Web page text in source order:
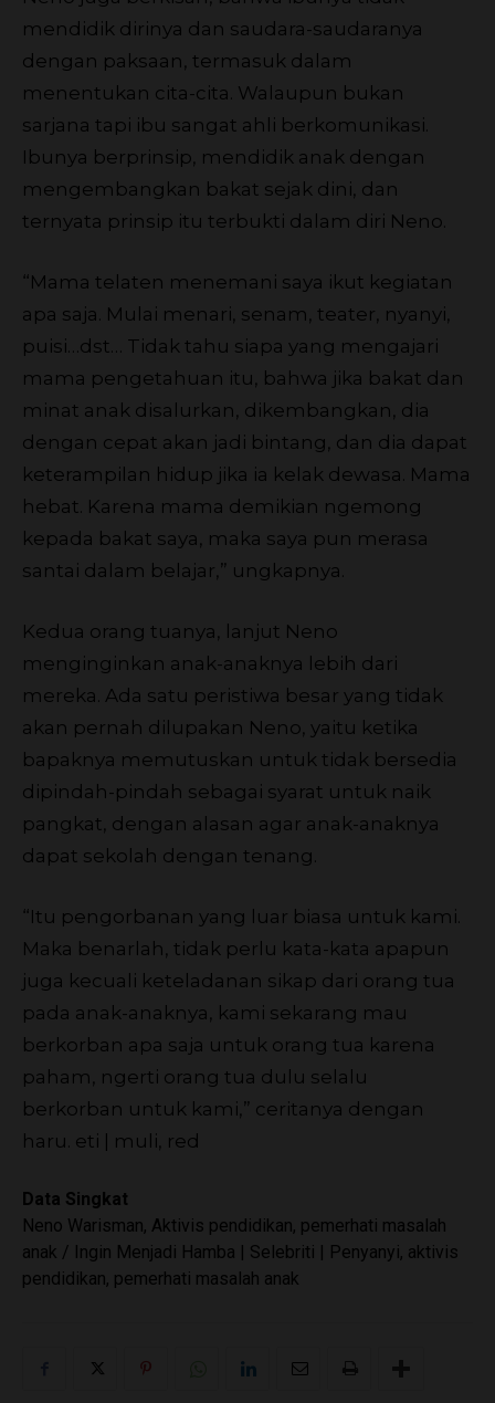
mendidik dirinya dan saudara-saudaranya
dengan paksaan, termasuk dalam
menentukan cita-cita. Walaupun bukan
sarjana tapi ibu sangat ahli berkomunikasi.
Ibunya berprinsip, mendidik anak dengan
mengembangkan bakat sejak dini, dan
ternyata prinsip itu terbukti dalam diri Neno.
“Mama telaten menemani saya ikut kegiatan
apa saja. Mulai menari, senam, teater, nyanyi,
puisi…dst… Tidak tahu siapa yang mengajari
mama pengetahuan itu, bahwa jika bakat dan
minat anak disalurkan, dikembangkan, dia
dengan cepat akan jadi bintang, dan dia dapat
keterampilan hidup jika ia kelak dewasa. Mama
hebat. Karena mama demikian ngemong
kepada bakat saya, maka saya pun merasa
santai dalam belajar,” ungkapnya.
Kedua orang tuanya, lanjut Neno
menginginkan anak-anaknya lebih dari
mereka. Ada satu peristiwa besar yang tidak
akan pernah dilupakan Neno, yaitu ketika
bapaknya memutuskan untuk tidak bersedia
dipindah-pindah sebagai syarat untuk naik
pangkat, dengan alasan agar anak-anaknya
dapat sekolah dengan tenang.
“Itu pengorbanan yang luar biasa untuk kami.
Maka benarlah, tidak perlu kata-kata apapun
juga kecuali keteladanan sikap dari orang tua
pada anak-anaknya, kami sekarang mau
berkorban apa saja untuk orang tua karena
paham, ngerti orang tua dulu selalu
berkorban untuk kami,” ceritanya dengan
haru. eti | muli, red
Data Singkat
Neno Warisman, Aktivis pendidikan, pemerhati masalah
anak / Ingin Menjadi Hamba | Selebriti | Penyanyi, aktivis
pendidikan, pemerhati masalah anak